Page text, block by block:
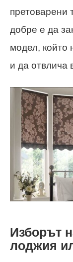
претоварени
добре е да
модел, който
и да отвлича
Изборът
лоджия